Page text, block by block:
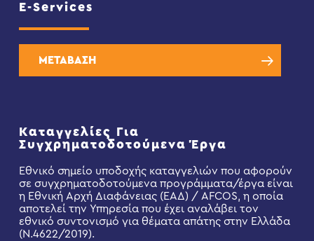
E-Services
ΜΕΤΑΒΑΣΗ
Καταγγελίες Για
Συγχρηματοδοτούμενα Έργα
Εθνικό σημείο υποδοχής καταγγελιών που αφορούν
σε συγχρηματοδοτούμενα προγράμματα/έργα είναι
η Εθνική Αρχή Διαφάνειας (ΕΑΔ) / AFCOS, η οποία
αποτελεί την Υπηρεσία που έχει αναλάβει τον
εθνικό συντονισμό για θέματα απάτης στην Ελλάδα
(Ν.4622/2019).